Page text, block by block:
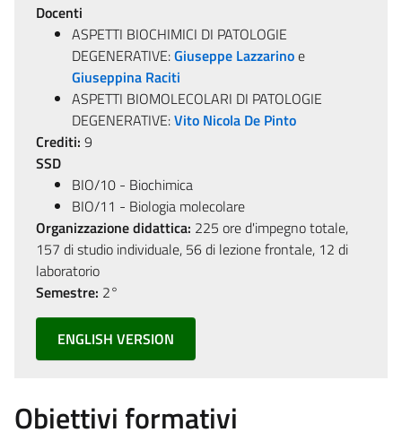
Docenti
ASPETTI BIOCHIMICI DI PATOLOGIE
DEGENERATIVE:Giuseppe Lazzarinoe
Giuseppina Raciti
ASPETTI BIOMOLECOLARI DI PATOLOGIE
DEGENERATIVE:Vito Nicola De Pinto
Crediti: 9
SSD
BIO/10 - Biochimica
BIO/11 - Biologia molecolare
Organizzazione didattica: 225 ore d'impegno totale,
157 di studio individuale, 56 di lezione frontale, 12 di
laboratorio
Semestre: 2°
ENGLISH VERSION
Obiettivi formativi